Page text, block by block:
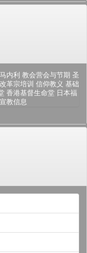
内利 教会营会与节期 圣
改革宗培训 信仰教义 基础
香港基督生命堂 日本福
宣教信息